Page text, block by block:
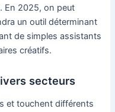
En 2025, on peut
un outil déterminant
de simples assistants
créatifs.
secteurs
et touchent différents